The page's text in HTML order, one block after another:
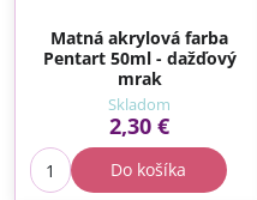
Matná akrylová farba
Pentart 50ml - dažďový
mrak
Skladom
2,30 €
Do košíka